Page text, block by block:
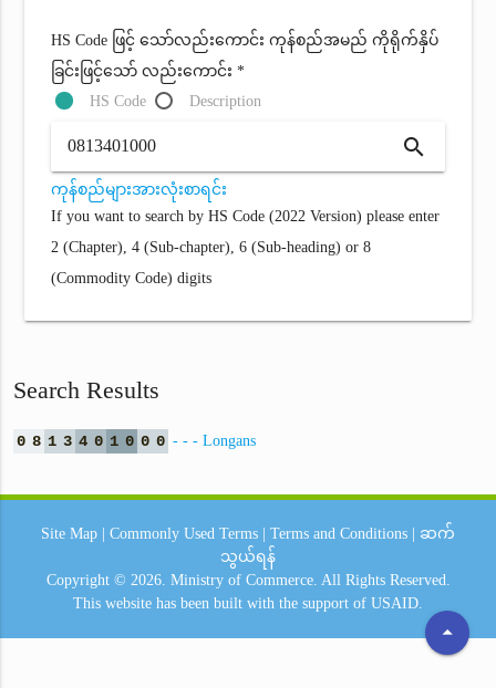
HS Code ဖြင့် သော်လည်းကောင်း ကုန်စည်အမည် ကိုရိုက်နှိပ်
ခြင်းဖြင့်သော် လည်းကောင်း *
HS Code
Description
search
ကုန်စည်များအားလုံးစာရင်း
If you want to search by HS Code (2022 Version) please enter
2 (Chapter), 4 (Sub-chapter), 6 (Sub-heading) or 8
(Commodity Code) digits
Search Results
0 8 1 3 4 0 1 0 0 0 - - - Longans
arrow_drop_up
Site Map Commonly Used Terms Terms and Conditions
ဆက်
သွယ်ရန်
Copyright © 2026. Ministry of Commerce. All Rights Reserved.
This website has been built with the support of USAID.